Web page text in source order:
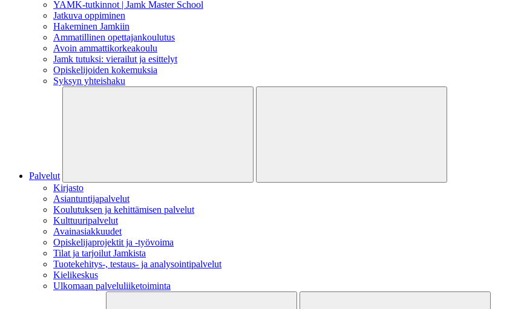
YAMK-tutkinnot | Jamk Master School
Jatkuva oppiminen
Hakeminen Jamkiin
Ammatillinen opettajankoulutus
Avoin ammattikorkeakoulu
Jamk tutuksi: vierailut ja esittelyt
Opiskelijoiden kokemuksia
Syksyn yhteishaku
Palvelut
Kirjasto
Asiantuntijapalvelut
Koulutuksen ja kehittämisen palvelut
Kulttuuripalvelut
Avainasiakkuudet
Opiskelijaprojektit​ ja -työvoima
Tilat ja tarjoilut Jamkista
Tuotekehitys-, testaus- ja analysointipalvelut
Kielikeskus
Ulkomaan palveluliiketoiminta